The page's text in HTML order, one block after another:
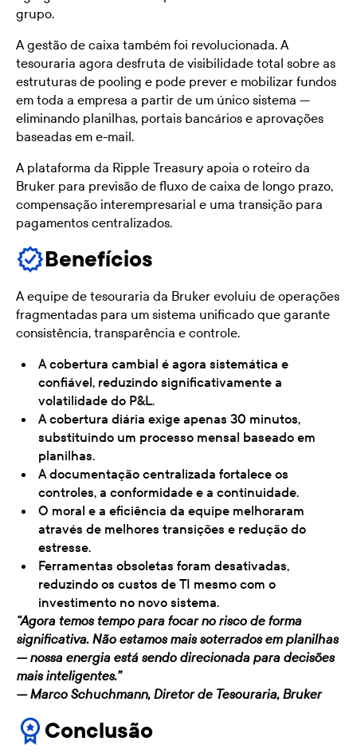
grupo.
A gestão de caixa também foi revolucionada. A
tesouraria agora desfruta de visibilidade total sobre as
estruturas de pooling e pode prever e mobilizar fundos
em toda a empresa a partir de um único sistema —
eliminando planilhas, portais bancários e aprovações
baseadas em e-mail.
A plataforma da Ripple Treasury apoia o roteiro da
Bruker para previsão de fluxo de caixa de longo prazo,
compensação interempresarial e uma transição para
pagamentos centralizados.
Benefícios
A equipe de tesouraria da Bruker evoluiu de operações
fragmentadas para um sistema unificado que garante
consistência, transparência e controle.
A cobertura cambial é agora sistemática e
confiável, reduzindo significativamente a
volatilidade do P&L.
A cobertura diária exige apenas 30 minutos,
substituindo um processo mensal baseado em
planilhas.
A documentação centralizada fortalece os
controles, a conformidade e a continuidade.
O moral e a eficiência da equipe melhoraram
através de melhores transições e redução do
estresse.
Ferramentas obsoletas foram desativadas,
reduzindo os custos de TI mesmo com o
investimento no novo sistema.
“Agora temos tempo para focar no risco de forma
significativa. Não estamos mais soterrados em planilhas
— nossa energia está sendo direcionada para decisões
mais inteligentes.”
— Marco Schuchmann, Diretor de Tesouraria, Bruker
Conclusão